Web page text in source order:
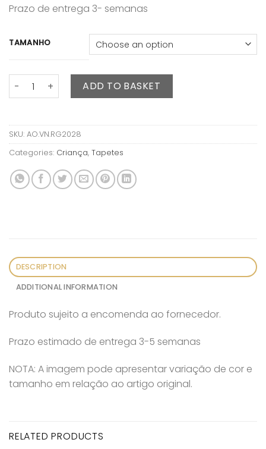
Prazo de entrega 3- semanas
TAMANHO
Tapete Artic Bear quantity
ADD TO BASKET
SKU: AO.VN.RG2028
Categories: Criança, Tapetes
DESCRIPTION
ADDITIONAL INFORMATION
Produto sujeito a encomenda ao fornecedor.
Prazo estimado de entrega 3-5 semanas
NOTA: A imagem pode apresentar variação de cor e
tamanho em relação ao artigo original.
RELATED PRODUCTS